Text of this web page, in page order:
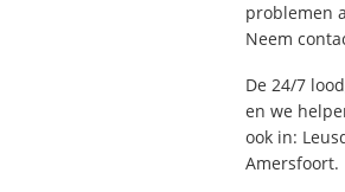
problemen
Neem
De 24/7
en we
ook in:
Amersfoort.